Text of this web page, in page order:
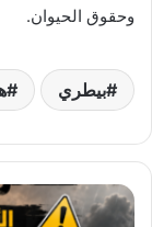
وحقوق الحيوان.
بيطري
موجة
شديدة